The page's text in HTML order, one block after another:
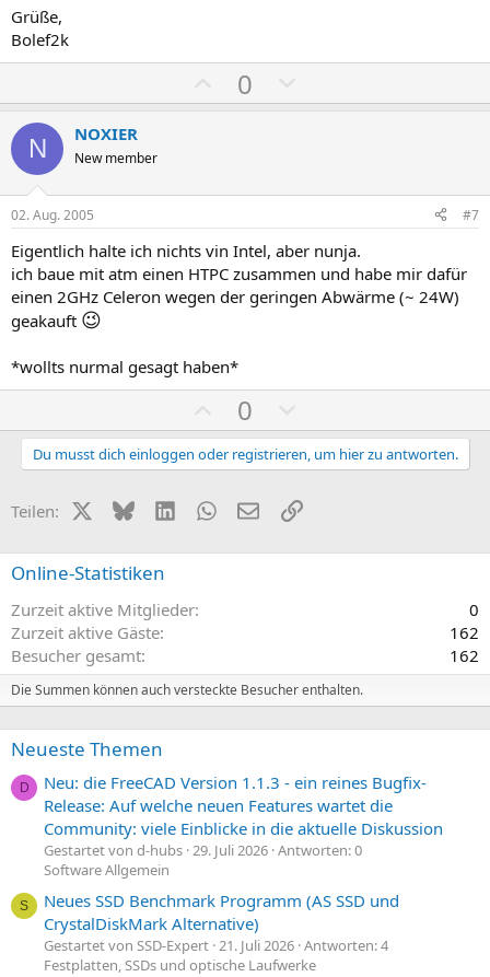
Grüße,
Bolef2k
o
t
v
e
S
m
m
e
0
e
t
v
e
S
m
e
N NOXIER
New member
02. Aug. 2005 #7
Eigentlich halte ich nichts vin Intel, aber nunja.
ich baue mit atm einen HTPC zusammen und habe mir dafür
einen 2GHz Celeron wegen der geringen Abwärme (~ 24W)
geakauft 😉
*wollts nurmal gesagt haben*
o
s
v
i
m
m
0
e
g
t
v
i
m
m
Du musst dich einloggen oder registrieren, um hier zu antworten.
Teilen: X (Twitter)
BlueskyLinkedInWhatsApp
E-MailLink
Online-Statistiken
Zurzeit aktive Mitglieder
0
Zurzeit aktive Gäste
162
Besucher gesamt
162
Die Summen können auch versteckte Besucher enthalten.
Neueste Themen
D
Neu: die FreeCAD Version 1.1.3 - ein reines Bugfix-
Release: Auf welche neuen Features wartet die
Community: viele Einblicke in die aktuelle Diskussion
Gestartet von d-hubs 29. Juli 2026 Antworten: 0
Software Allgemein
S
Neues SSD Benchmark Programm (AS SSD und
CrystalDiskMark Alternative)
Gestartet von SSD-Expert 21. Juli 2026 Antworten: 4
Festplatten, SSDs und optische Laufwerke